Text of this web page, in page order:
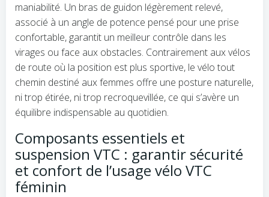
maniabilité. Un bras de guidon légèrement relevé,
associé à un angle de potence pensé pour une prise
confortable, garantit un meilleur contrôle dans les
virages ou face aux obstacles. Contrairement aux vélos
de route où la position est plus sportive, le vélo tout
chemin destiné aux femmes offre une posture naturelle,
ni trop étirée, ni trop recroquevillée, ce qui s’avère un
équilibre indispensable au quotidien.
Composants essentiels et
suspension VTC : garantir sécurité
et confort de l’usage vélo VTC
féminin